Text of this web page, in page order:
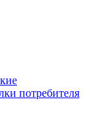
потребителя